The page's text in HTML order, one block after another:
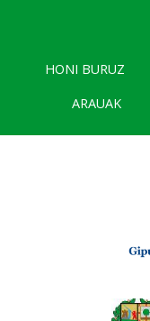
HONI BURUZ
ARAUAK